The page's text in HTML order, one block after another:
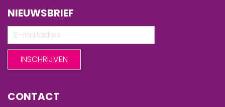
NIEUWSBRIEF
CONTACT